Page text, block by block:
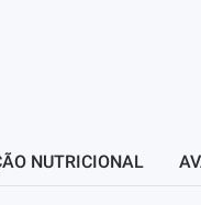
NUTRICIONAL